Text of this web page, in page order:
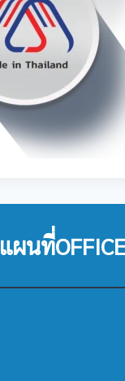
แผนที่OFFICE